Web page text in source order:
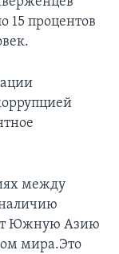
15 процентов
между
Южную Азию
мира.Это